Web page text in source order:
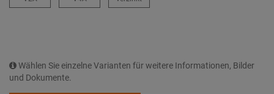
Wählen Sie einzelne Varianten für weitere Informationen, Bilder
und Dokumente.